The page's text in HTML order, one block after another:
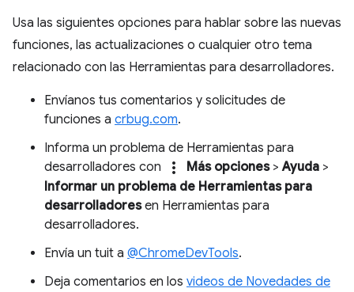
Usa las siguientes opciones para hablar sobre las nuevas
funciones, las actualizaciones o cualquier otro tema
relacionado con las Herramientas para desarrolladores.
Envíanos tus comentarios y solicitudes de
funciones a crbug.com.
Informa un problema de Herramientas para
desarrolladores con
more_vert Más opciones>Ayuda >
Informar un problema de Herramientas para
desarrolladoresen Herramientas para
desarrolladores.
Envía un tuit a @ChromeDevTools.
Deja comentarios en los videos de Novedades de